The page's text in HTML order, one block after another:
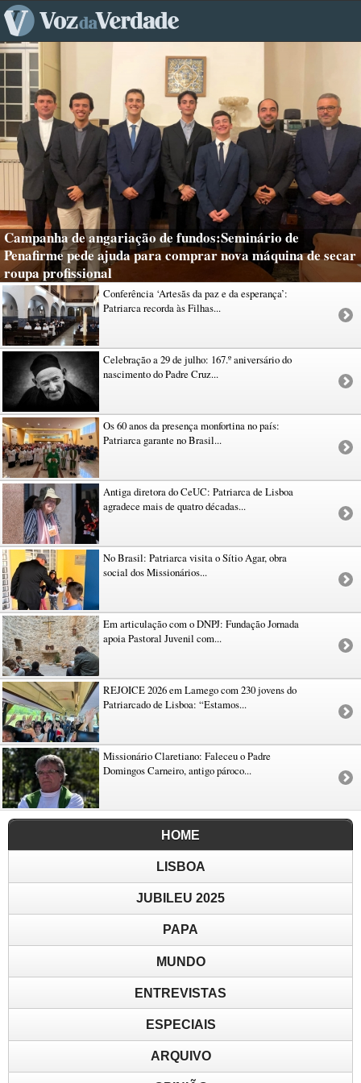
Campanha de angariação de fundos:Seminário de
Penafirme pede ajuda para comprar nova máquina de secar
roupa profissional
Conferência ‘Artesãs da paz e da esperança’:
Patriarca recorda às Filhas...
Celebração a 29 de julho: 167.º aniversário do
nascimento do Padre Cruz...
Os 60 anos da presença monfortina no país:
Patriarca garante no Brasil...
Antiga diretora do CeUC: Patriarca de Lisboa
agradece mais de quatro décadas...
No Brasil: Patriarca visita o Sítio Agar, obra
social dos Missionários...
Em articulação com o DNPJ: Fundação Jornada
apoia Pastoral Juvenil com...
REJOICE 2026 em Lamego com 230 jovens do
Patriarcado de Lisboa: “Estamos...
Missionário Claretiano: Faleceu o Padre
Domingos Carneiro, antigo pároco...
HOME
LISBOA
JUBILEU 2025
PAPA
MUNDO
ENTREVISTAS
ESPECIAIS
ARQUIVO